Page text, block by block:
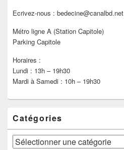
Ecrivez-nous : bedecine@canalbd.net
Métro ligne A (Station Capitole)
Parking Capitole
Horaires :
Lundi : 13h – 19h30
Mardi à Samedi : 10h – 19h30
Catégories
Catégories